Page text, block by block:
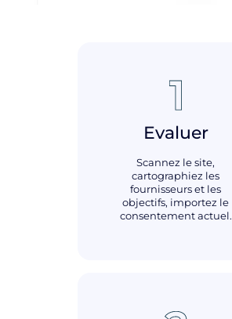
Evaluer
Scannez le site,
cartographiez les
fournisseurs et les
objectifs, importez le
consentement actuel.